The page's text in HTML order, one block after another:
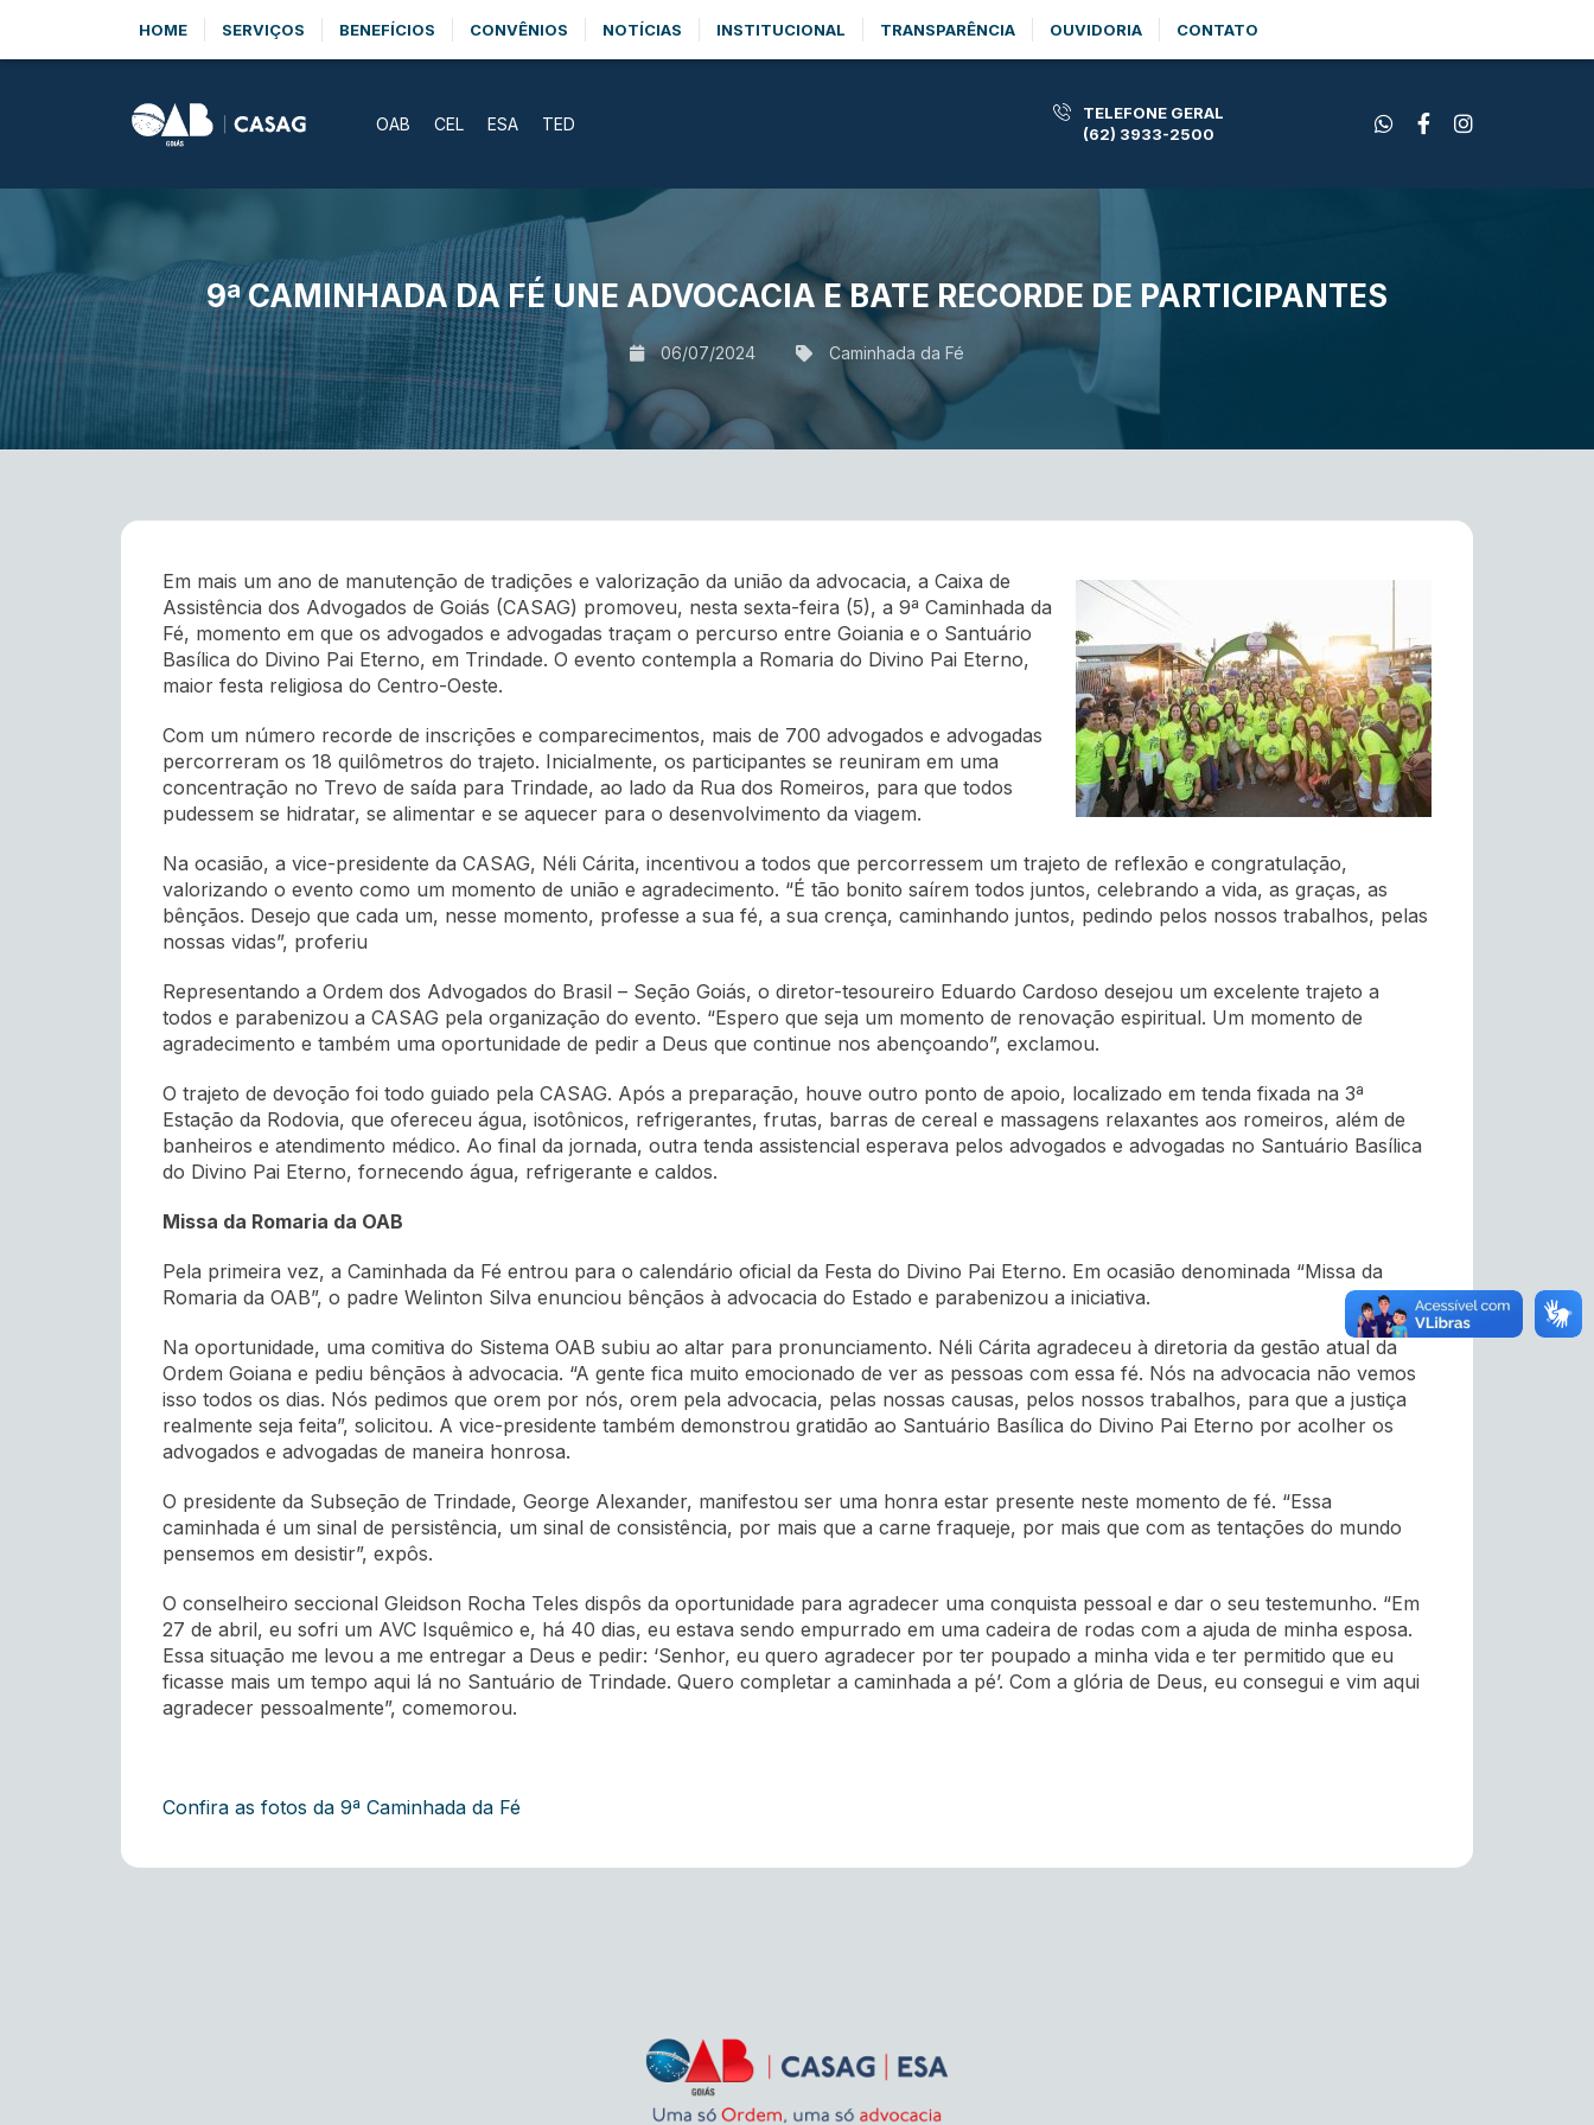
HOME SERVIÇOS BENEFÍCIOS CONVÊNIOS NOTÍCIAS INSTITUCIONAL TRANSPARÊNCIA OUVIDORIA CONTATO
OAB CEL ESA TED
TELEFONE GERAL
(62) 3933-2500
9ª CAMINHADA DA FÉ UNE ADVOCACIA E BATE RECORDE DE PARTICIPANTES
06/07/2024 Caminhada da Fé
Em mais um ano de manutenção de tradições e valorização da união da advocacia, a Caixa de
Assistência dos Advogados de Goiás (CASAG) promoveu, nesta sexta-feira (5), a 9ª Caminhada da
Fé, momento em que os advogados e advogadas traçam o percurso entre Goiania e o Santuário
Basílica do Divino Pai Eterno, em Trindade. O evento contempla a Romaria do Divino Pai Eterno,
maior festa religiosa do Centro-Oeste.
Com um número recorde de inscrições e comparecimentos, mais de 700 advogados e advogadas
percorreram os 18 quilômetros do trajeto. Inicialmente, os participantes se reuniram em uma
concentração no Trevo de saída para Trindade, ao lado da Rua dos Romeiros, para que todos
pudessem se hidratar, se alimentar e se aquecer para o desenvolvimento da viagem.
Na ocasião, a vice-presidente da CASAG, Néli Cárita, incentivou a todos que percorressem um trajeto de reflexão e congratulação,
valorizando o evento como um momento de união e agradecimento. “É tão bonito saírem todos juntos, celebrando a vida, as graças, as
bênçãos. Desejo que cada um, nesse momento, professe a sua fé, a sua crença, caminhando juntos, pedindo pelos nossos trabalhos, pelas
nossas vidas”, proferiu
Representando a Ordem dos Advogados do Brasil – Seção Goiás, o diretor-tesoureiro Eduardo Cardoso desejou um excelente trajeto a
todos e parabenizou a CASAG pela organização do evento. “Espero que seja um momento de renovação espiritual. Um momento de
agradecimento e também uma oportunidade de pedir a Deus que continue nos abençoando”, exclamou.
O trajeto de devoção foi todo guiado pela CASAG. Após a preparação, houve outro ponto de apoio, localizado em tenda fixada na 3ª
Estação da Rodovia, que ofereceu água, isotônicos, refrigerantes, frutas, barras de cereal e massagens relaxantes aos romeiros, além de
banheiros e atendimento médico. Ao final da jornada, outra tenda assistencial esperava pelos advogados e advogadas no Santuário Basílica
do Divino Pai Eterno, fornecendo água, refrigerante e caldos.
Missa da Romaria da OAB
Pela primeira vez, a Caminhada da Fé entrou para o calendário oficial da Festa do Divino Pai Eterno. Em ocasião denominada “Missa da
Romaria da OAB”, o padre Welinton Silva enunciou bênçãos à advocacia do Estado e parabenizou a iniciativa.
Na oportunidade, uma comitiva do Sistema OAB subiu ao altar para pronunciamento. Néli Cárita agradeceu à diretoria da gestão atual da
Ordem Goiana e pediu bênçãos à advocacia. “A gente fica muito emocionado de ver as pessoas com essa fé. Nós na advocacia não vemos
isso todos os dias. Nós pedimos que orem por nós, orem pela advocacia, pelas nossas causas, pelos nossos trabalhos, para que a justiça
realmente seja feita”, solicitou. A vice-presidente também demonstrou gratidão ao Santuário Basílica do Divino Pai Eterno por acolher os
advogados e advogadas de maneira honrosa.
O presidente da Subseção de Trindade, George Alexander, manifestou ser uma honra estar presente neste momento de fé. “Essa
caminhada é um sinal de persistência, um sinal de consistência, por mais que a carne fraqueje, por mais que com as tentações do mundo
pensemos em desistir”, expôs.
O conselheiro seccional Gleidson Rocha Teles dispôs da oportunidade para agradecer uma conquista pessoal e dar o seu testemunho. “Em
27 de abril, eu sofri um AVC Isquêmico e, há 40 dias, eu estava sendo empurrado em uma cadeira de rodas com a ajuda de minha esposa.
Essa situação me levou a me entregar a Deus e pedir: ‘Senhor, eu quero agradecer por ter poupado a minha vida e ter permitido que eu
ficasse mais um tempo aqui lá no Santuário de Trindade. Quero completar a caminhada a pé’. Com a glória de Deus, eu consegui e vim aqui
agradecer pessoalmente”, comemorou.
Confira as fotos da 9ª Caminhada da Fé